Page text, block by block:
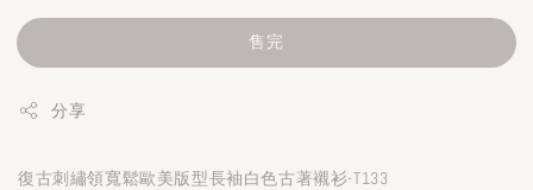
售完
分享
復古刺繡領寬鬆歐美版型長袖白色古著襯衫-T133